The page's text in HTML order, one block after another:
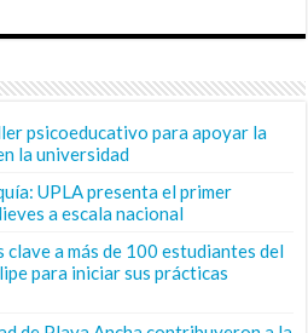
psicoeducativo para apoyar la
la universidad
UPLA presenta el primer
a escala nacional
a más de 100 estudiantes del
para iniciar sus prácticas